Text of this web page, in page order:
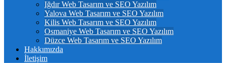
Iğdır Web Tasarım ve SEO Yazılım
Yalova Web Tasarım ve SEO Yazılım
Kilis Web Tasarım ve SEO Yazılım
Osmaniye Web Tasarım ve SEO Yazılım
Düzce Web Tasarım ve SEO Yazılım
Hakkımızda
İletişim